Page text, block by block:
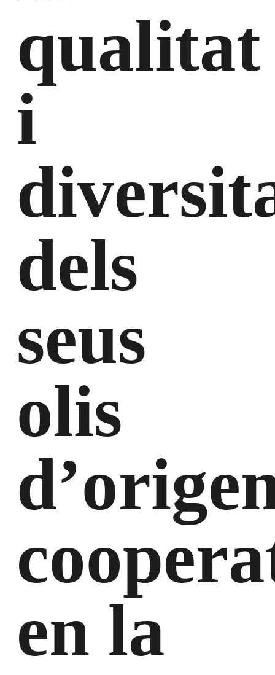
qualitat
i
dels
seus
olis
en la